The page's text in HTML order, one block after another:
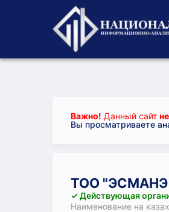
Важно! Данный сайт
Вы просматриваете
ТОО "ЭСМАНЭ
✓ Действующая
Наименование на